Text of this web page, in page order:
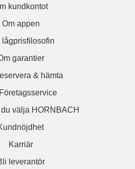
kundkontot
Om appen
lågprisfilosofin
garantier
& hämta
välja HORNBACH
Karriär
leverantör